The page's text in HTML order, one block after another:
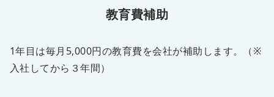
教育費補助
1年目は毎月5,000円の教育費を会社が補助します。（※
入社してから３年間）